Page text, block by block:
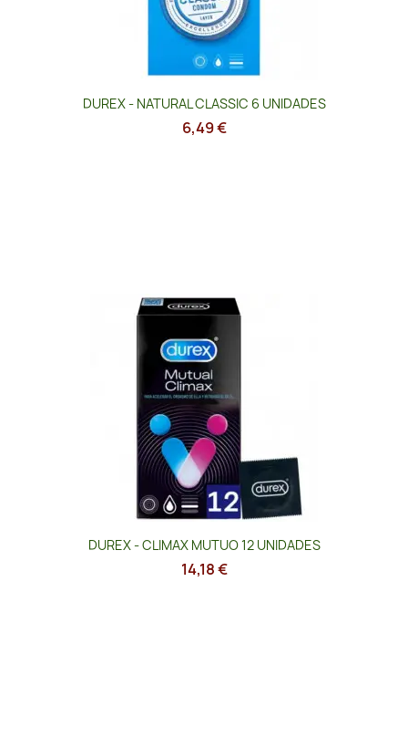
DUREX - NATURAL CLASSIC 6 UNIDADES
6,49 €
DUREX - CLIMAX MUTUO 12 UNIDADES
14,18 €